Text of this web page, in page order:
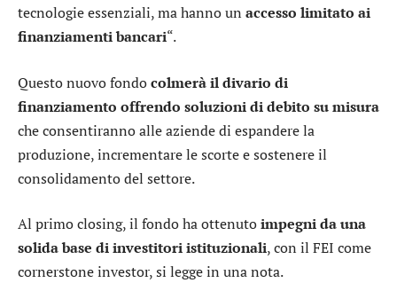
tecnologie essenziali, ma hanno un accesso limitato ai
finanziamenti bancari“.
Questo nuovo fondocolmerà il divario di
finanziamento offrendo soluzioni di debito su misura
che consentiranno alle aziende di espandere la
produzione, incrementare le scorte e sostenere il
consolidamento del settore.
Al primo closing, il fondo ha ottenutoimpegni da una
solida base di investitori istituzionali, con il FEI come
cornerstone investor, si legge in una nota.